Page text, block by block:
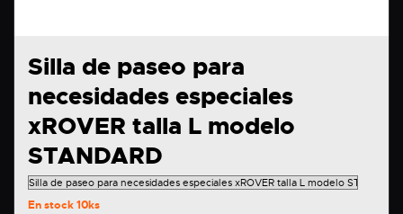
Silla de paseo para
necesidades especiales
xROVER talla L modelo
STANDARD
En stock10ks